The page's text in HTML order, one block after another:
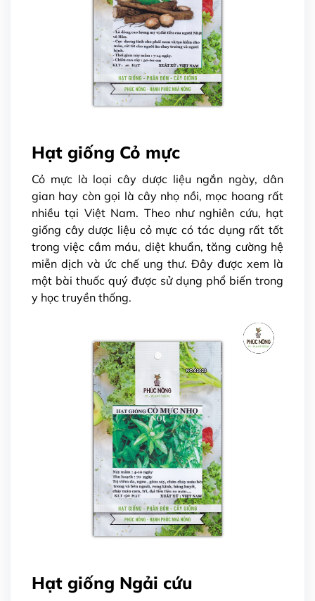
Hạt giống Cỏ mực
Cỏ mực là loại cây dược liệu ngắn ngày, dân
gian hay còn gọi là cây nhọ nồi, mọc hoang rất
nhiều tại Việt Nam. Theo như nghiên cứu, hạt
giống cây dược liệu cỏ mực có tác dụng rất tốt
trong việc cầm máu, diệt khuẩn, tăng cường hệ
miễn dịch và ức chế ung thư. Đây được xem là
một bài thuốc quý được sử dụng phổ biến trong
y học truyền thống.
Hạt giống Ngải cứu